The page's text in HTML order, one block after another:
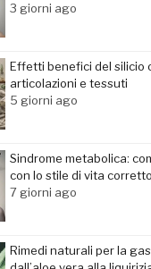
3 giorni ago
Effetti benefici del silicio
articolazioni e tessuti
5 giorni ago
Sindrome metabolica:
con lo stile di vita corretto
7 giorni ago
Rimedi naturali per la